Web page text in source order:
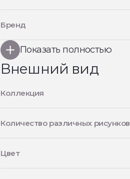
Бренд
Показать полностью
Внешний вид
Коллекция
Количество различных рисунков
Цвет